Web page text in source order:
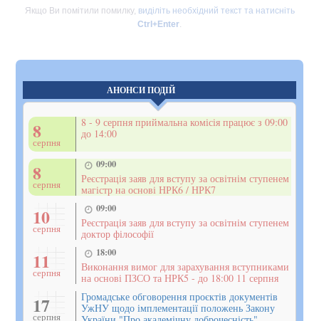
Якщо Ви помітили помилку, виділіть необхідний текст та натисніть
Ctrl+Enter.
АНОНСИ ПОДІЙ
8
серпня
8 - 9 серпня приймальна комісія працює з 09:00
до 14:00
8
серпня
09:00
Реєстрація заяв для вступу за освітнім ступенем
магістр на основі НРК6 / НРК7
10
серпня
09:00
Реєстрація заяв для вступу за освітнім ступенем
доктор філософії
11
серпня
18:00
Виконання вимог для зарахування вступниками
на основі ПЗСО та НРК5 - до 18:00 11 серпня
17
серпня
Громадське обговорення проєктів документів
УжНУ щодо імплементації положень Закону